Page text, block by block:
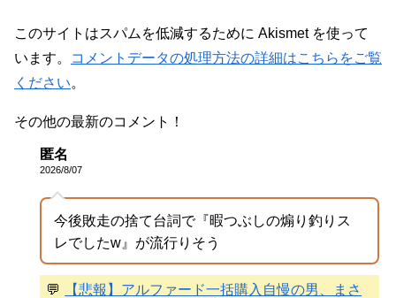
このサイトはスパムを低減するために Akismet を使って
います。
コメントデータの処理方法の詳細はこちらをご覧
ください。
その他の最新のコメント！
匿名
2026/8/07
今後敗走の捨て台詞で『暇つぶしの煽り釣りス
レでしたw』が流行りそう
💬
【悲報】アルファード一括購入自慢の男、まさ